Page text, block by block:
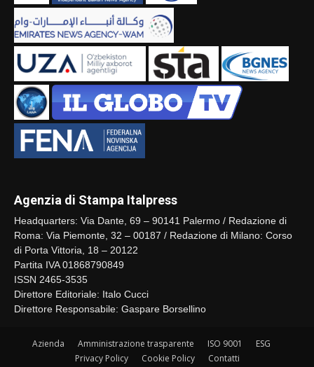
Agenzia di Stampa Italpress
Headquarters: Via Dante, 69 – 90141 Palermo / Redazione di
Roma: Via Piemonte, 32 – 00187 / Redazione di Milano: Corso
di Porta Vittoria, 18 – 20122
Partita IVA 01868790849
ISSN 2465-3535
Direttore Editoriale: Italo Cucci
Direttore Responsabile: Gaspare Borsellino
Azienda Amministrazione trasparente ISO 9001
ESG
Privacy Policy
Cookie Policy Contatti